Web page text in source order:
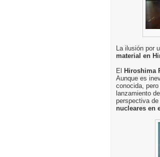
La ilusión por
material en
El
Hiroshima
Aunque es
conocida,
lanzamiento
perspectiva
nucleares en